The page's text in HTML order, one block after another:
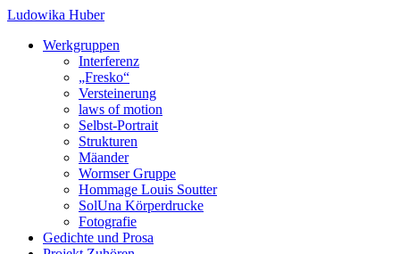
Ludowika Huber
Werkgruppen
Interferenz
„Fresko“
Versteinerung
laws of motion
Selbst-Portrait
Strukturen
Mäander
Wormser Gruppe
Hommage Louis Soutter
SolUna Körperdrucke
Fotografie
Gedichte und Prosa